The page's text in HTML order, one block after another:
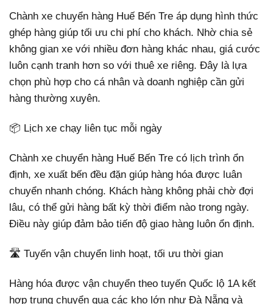
Chành xe chuyển hàng Huế Bến Tre áp dụng hình thức
ghép hàng giúp tối ưu chi phí cho khách. Nhờ chia sẻ
không gian xe với nhiều đơn hàng khác nhau, giá cước
luôn cạnh tranh hơn so với thuê xe riêng. Đây là lựa
chọn phù hợp cho cá nhân và doanh nghiệp cần gửi
hàng thường xuyên.
📦 Lịch xe chạy liên tục mỗi ngày
Chành xe chuyển hàng Huế Bến Tre có lịch trình ổn
định, xe xuất bến đều đặn giúp hàng hóa được luân
chuyển nhanh chóng. Khách hàng không phải chờ đợi
lâu, có thể gửi hàng bất kỳ thời điểm nào trong ngày.
Điều này giúp đảm bảo tiến độ giao hàng luôn ổn định.
🛣️ Tuyến vận chuyển linh hoạt, tối ưu thời gian
Hàng hóa được vận chuyển theo tuyến Quốc lộ 1A kết
hợp trung chuyển qua các kho lớn như Đà Nẵng và